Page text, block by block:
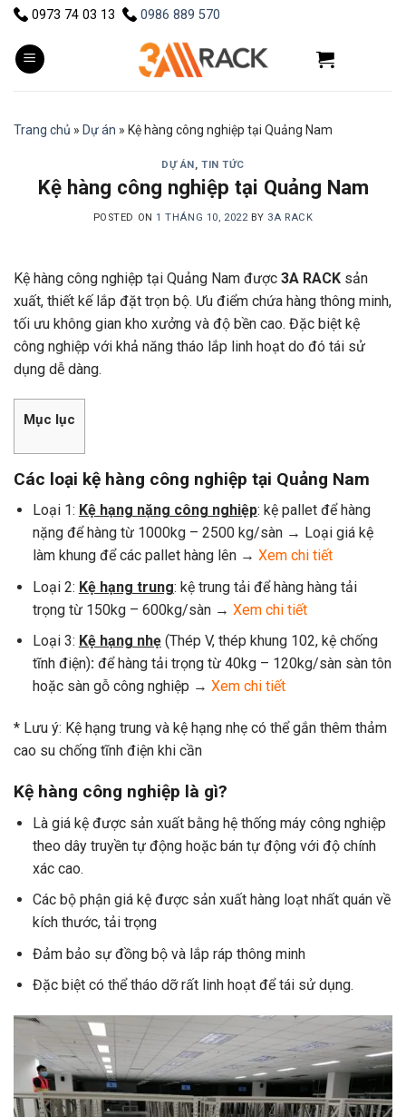
Skip
content
0973 74 03 13 0986 889 570
Trang chủ » Dự án » Kệ hàng công nghiệp tại Quảng Nam
DỰ ÁN, TIN TỨC
Kệ hàng công nghiệp tại Quảng Nam
POSTED ON1 THÁNG 10, 2022 BY 3A RACK
Kệ hàng công nghiệp tại Quảng Nam được 3A RACK sản
xuất, thiết kế lắp đặt trọn bộ. Ưu điểm chứa hàng thông minh,
tối ưu không gian kho xưởng và độ bền cao. Đặc biệt kệ
công nghiệp với khả năng tháo lắp linh hoạt do đó tái sử
dụng dễ dàng.
Mục lục
Các loại kệ hàng công nghiệp tại Quảng Nam
Loại 1: Kệ hạng nặng công nghiệp: kệ pallet để hàng
nặng để hàng từ 1000kg – 2500 kg/sàn → Loại giá kệ
làm khung để các pallet hàng lên → Xem chi tiết
Loại 2: Kệ hạng trung: kệ trung tải để hàng hàng tải
trọng từ 150kg – 600kg/sàn → Xem chi tiết
Loại 3: Kệ hạng nhẹ(Thép V, thép khung 102, kệ chống
tĩnh điện):để hàng tải trọng từ 40kg – 120kg/sàn sàn tôn
hoặc sàn gỗ công nghiệp → Xem chi tiết
* Lưu ý: Kệ hạng trung và kệ hạng nhẹ có thể gắn thêm thảm
cao su chống tĩnh điện khi cần
Kệ hàng công nghiệp là gì?
Là giá kệ được sản xuất bằng hệ thống máy công nghiệp
theo dây truyền tự động hoặc bán tự động với độ chính
xác cao.
Các bộ phận giá kệ được sản xuất hàng loạt nhất quán về
kích thước, tải trọng
Đảm bảo sự đồng bộ và lắp ráp thông minh
Đặc biệt có thể tháo dỡ rất linh hoạt để tái sử dụng.